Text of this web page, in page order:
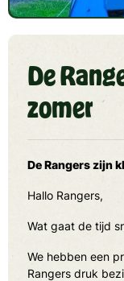
De
zomer
De Rangers zijn
Hallo Rangers,
Wat gaat de tijd
We hebben een
Rangers druk